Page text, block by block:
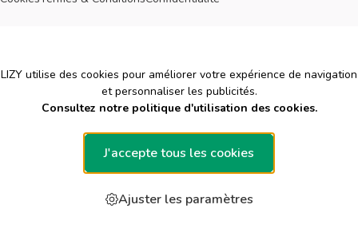
Demandez un devis gratuit
Cookies
LIZY utilise des cookies pour améliorer votre expérience de navigation
et personnaliser les publicités.
Consultez notre politique d'utilisation des cookies.
J'accepte tous les cookies
Ajuster les paramètres